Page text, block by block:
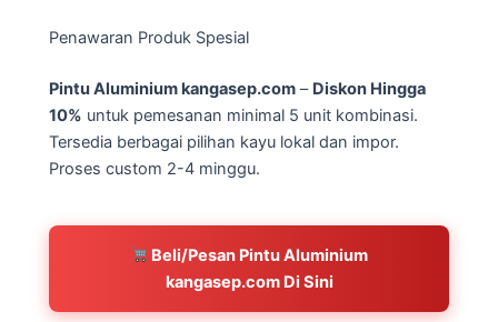
Penawaran Produk Spesial
Pintu Aluminium kangasep.com – Diskon Hingga
10% untuk pemesanan minimal 5 unit kombinasi.
Tersedia berbagai pilihan kayu lokal dan impor.
Proses custom 2-4 minggu.
Beli/Pesan Pintu Aluminium
kangasep.com Di Sini